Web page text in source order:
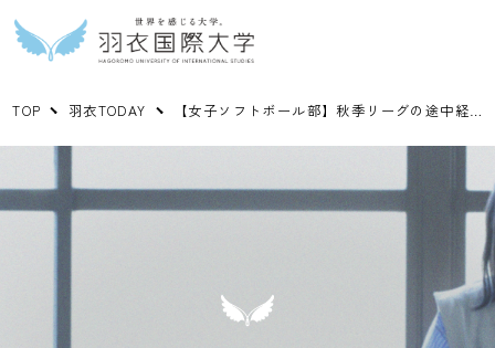
TOP 羽衣TODAY 【女子ソフトボール部】秋季リーグの途中経過を岸本学長に報告しました